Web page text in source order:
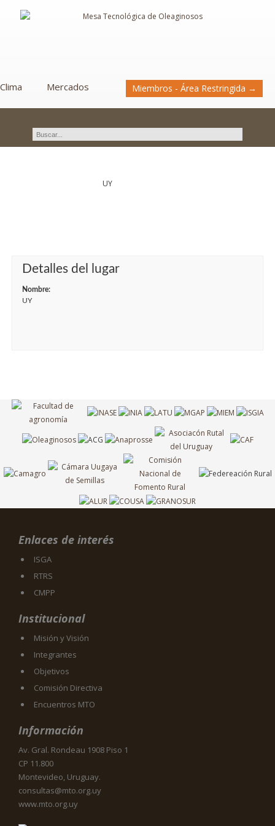
Clima Mercados Miembros - Área Restringida →
UY
Detalles del lugar
Nombre:
UY
Enlaces de interés
ISGA
RTRS
CMPP
Institucional
Misión y Visión
Integrantes
Objetivos
Comisión Directiva
Encuentros MTO
Información
Av. Gral. Rondeau 1908 Piso 1
CP 11.800
Montevideo, Uruguay.
consultas@mto.org.uy
www.mto.org.uy